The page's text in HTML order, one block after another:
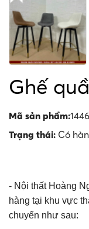
Ghế
Mã sản phẩm:
Trạng thái: Có
- Nội thất Hoàng
hàng tại khu vực
chuyển như sau: